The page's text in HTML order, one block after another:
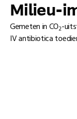
Milieu-
Gemeten in CO2-
IV antibiotica